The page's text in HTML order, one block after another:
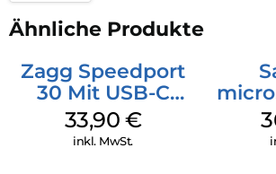
Ähnliche Produkte
Zagg Speedport
30 Mit USB-C
Kabel Weiß
33,90 €
inkl. MwSt.
128